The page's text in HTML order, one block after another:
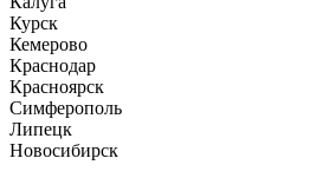
Курск
Кемерово
Краснодар
Красноярск
Симферополь
Липецк
Новосибирск